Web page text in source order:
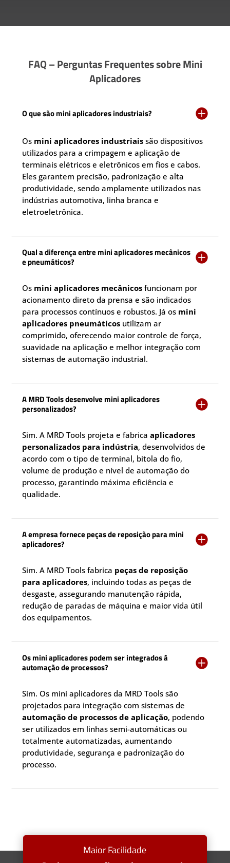
FAQ – Perguntas Frequentes sobre Mini
Aplicadores
O que são mini aplicadores industriais? 
Os mini aplicadores industriais são dispositivos
utilizados para a crimpagem e aplicação de
terminais elétricos e eletrônicos em fios e cabos.
Eles garantem precisão, padronização e alta
produtividade, sendo amplamente utilizados nas
indústrias automotiva, linha branca e
eletroeletrônica.
Qual a diferença entre mini aplicadores mecânicos
e pneumáticos?

Os mini aplicadores mecânicos funcionam por
acionamento direto da prensa e são indicados
para processos contínuos e robustos. Já os mini
aplicadores pneumáticos utilizam ar
comprimido, oferecendo maior controle de força,
suavidade na aplicação e melhor integração com
sistemas de automação industrial.
A MRD Tools desenvolve mini aplicadores
personalizados?

Sim. A MRD Tools projeta e fabricaaplicadores
personalizados para indústria, desenvolvidos de
acordo com o tipo de terminal, bitola do fio,
volume de produção e nível de automação do
processo, garantindo máxima eficiência e
qualidade.
A empresa fornece peças de reposição para mini
aplicadores?

Sim. A MRD Tools fabrica peças de reposição
para aplicadores, incluindo todas as peças de
desgaste, assegurando manutenção rápida,
redução de paradas de máquina e maior vida útil
dos equipamentos.
Os mini aplicadores podem ser integrados à
automação de processos?

Sim. Os mini aplicadores da MRD Tools são
projetados para integração com sistemas de
automação de processos de aplicação, podendo
ser utilizados em linhas semi-automáticas ou
totalmente automatizadas, aumentando
produtividade, segurança e padronização do
processo.
Maior Facilidade